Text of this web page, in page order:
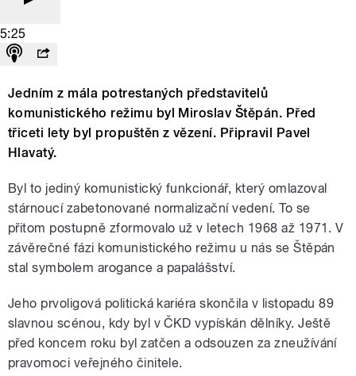
5:25
Jedním z mála potrestaných představitelů
komunistického režimu byl Miroslav Štěpán. Před
třiceti lety byl propuštěn z vězení. Připravil Pavel
Hlavatý.
Byl to jediný komunistický funkcionář, který omlazoval
stárnoucí zabetonované normalizační vedení. To se
přitom postupně zformovalo už v letech 1968 až 1971. V
závěrečné fázi komunistického režimu u nás se Štěpán
stal symbolem arogance a papalášství.
Jeho prvoligová politická kariéra skončila v listopadu 89
slavnou scénou, kdy byl v ČKD vypískán dělníky. Ještě
před koncem roku byl zatčen a odsouzen za zneužívání
pravomoci veřejného činitele.